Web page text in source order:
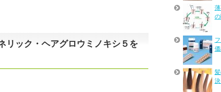
リック・ヘアグロウミノキシ５を